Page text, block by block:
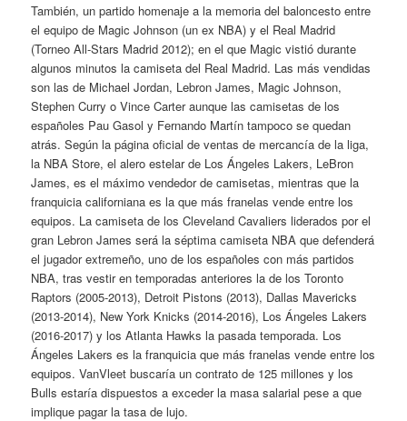
También, un partido homenaje a la memoria del baloncesto entre
el equipo de Magic Johnson (un ex NBA) y el Real Madrid
(Torneo All-Stars Madrid 2012); en el que Magic vistió durante
algunos minutos la camiseta del Real Madrid. Las más vendidas
son las de Michael Jordan, Lebron James, Magic Johnson,
Stephen Curry o Vince Carter aunque las camisetas de los
españoles Pau Gasol y Fernando Martín tampoco se quedan
atrás. Según la página oficial de ventas de mercancía de la liga,
la NBA Store, el alero estelar de Los Ángeles Lakers, LeBron
James, es el máximo vendedor de camisetas, mientras que la
franquicia californiana es la que más franelas vende entre los
equipos. La camiseta de los Cleveland Cavaliers liderados por el
gran Lebron James será la séptima camiseta NBA que defenderá
el jugador extremeño, uno de los españoles con más partidos
NBA, tras vestir en temporadas anteriores la de los Toronto
Raptors (2005-2013), Detroit Pistons (2013), Dallas Mavericks
(2013-2014), New York Knicks (2014-2016), Los Ángeles Lakers
(2016-2017) y los Atlanta Hawks la pasada temporada. Los
Ángeles Lakers es la franquicia que más franelas vende entre los
equipos. VanVleet buscaría un contrato de 125 millones y los
Bulls estaría dispuestos a exceder la masa salarial pese a que
implique pagar la tasa de lujo.